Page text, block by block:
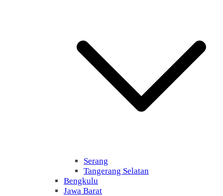
Serang
Tangerang Selatan
Bengkulu
Jawa Barat